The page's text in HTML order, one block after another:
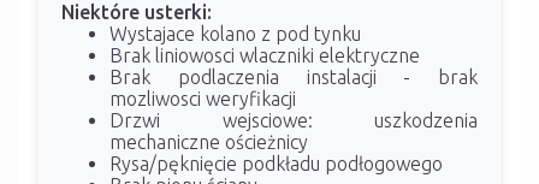
Niektóre usterki:
Wystajace kolano z pod tynku
Brak liniowosci wlaczniki elektryczne
Brak podlaczenia instalacji - brak
mozliwosci weryfikacji
Drzwi wejsciowe: uszkodzenia
mechaniczne ościeżnicy
Rysa/pęknięcie podkładu podłogowego